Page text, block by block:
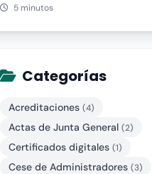
5 minutos
Categorías
Acreditaciones (4)
Actas de Junta General (2)
Certificados digitales (1)
Cese de Administradores (3)